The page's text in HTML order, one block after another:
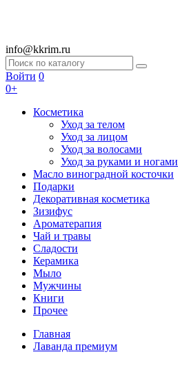
info@kkrim.ru
Войти 0
0+
Косметика
Уход за телом
Уход за лицом
Уход за волосами
Уход за руками и ногами
Масло виноградной косточки
Подарки
Декоративная косметика
Зизифус
Ароматерапия
Чай и травы
Сладости
Керамика
Мыло
Мужчины
Книги
Прочее
Главная
Лаванда премиум